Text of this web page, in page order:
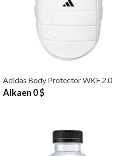
Adidas Body Protector WKF 2.0
Alkaen 0 $